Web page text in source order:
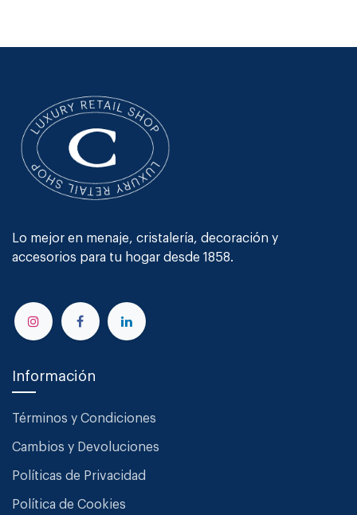
Lo mejor en menaje, cristalería, decoración y
accesorios para tu hogar desde 1858.
Información
Términos y Condiciones
Cambios y Devoluciones
Políticas de Privacidad
Política de Cookies